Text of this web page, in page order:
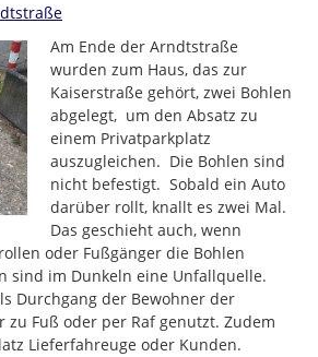
Am Ende der Arndtstraße
wurden zum Haus, das zur
Kaiserstraße gehört, zwei Bohlen
abgelegt,  um den Absatz zu
einem Privatparkplatz
auszugleichen.  Die Bohlen sind
nicht befestigt.  Sobald ein Auto
darüber rollt, knallt es zwei Mal.
Das geschieht auch, wenn
oder Fußgänger die Bohlen
sind im Dunkeln eine Unfallquelle.
Durchgang der Bewohner der
zu Fuß oder per Raf genutzt. Zudem
Lieferfahreuge oder Kunden.